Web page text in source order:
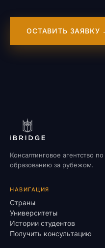
ОСТАВИТЬ ЗАЯВКУ
Консалтинговое агентство по
образованию за рубежом.
НАВИГАЦИЯ
Страны
Университеты
Истории студентов
Получить консультацию